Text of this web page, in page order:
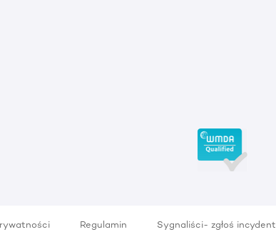
Regulamin Sygnaliści- zgłoś incydent